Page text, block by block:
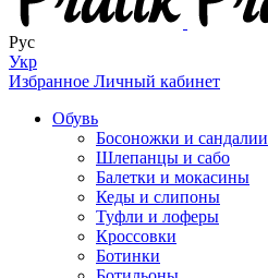
Рус
Укр
Избранное Личный кабинет
Обувь
Босоножки и сандалии
Шлепанцы и сабо
Балетки и мокасины
Кеды и слипоны
Туфли и лоферы
Кроссовки
Ботинки